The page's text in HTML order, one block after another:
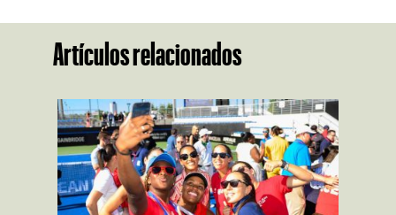
Artículos relacionados